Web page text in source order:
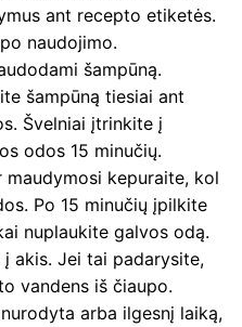
ant recepto etiketės.
naudojimo.
šampūną.
šampūną tiesiai ant
Švelniai įtrinkite į
odos 15 minučių.
kepuraite, kol
Po 15 minučių įpilkite
nuplaukite galvos odą.
akis. Jei tai padarysite,
vandens iš čiaupo.
arba ilgesnį laiką,